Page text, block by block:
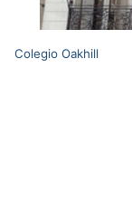
Colegio Oakhill